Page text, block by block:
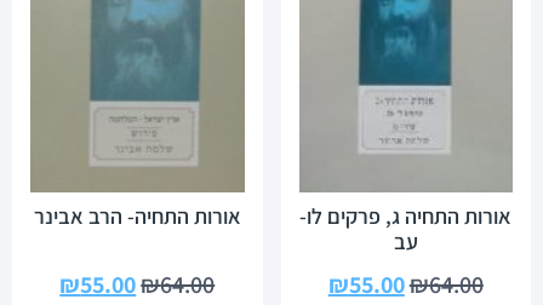
אורות התחיה ג, פרקים לו-
עב
₪64.00
₪55.00
אורות התחיה- הרב אבינר
₪64.00
₪55.00